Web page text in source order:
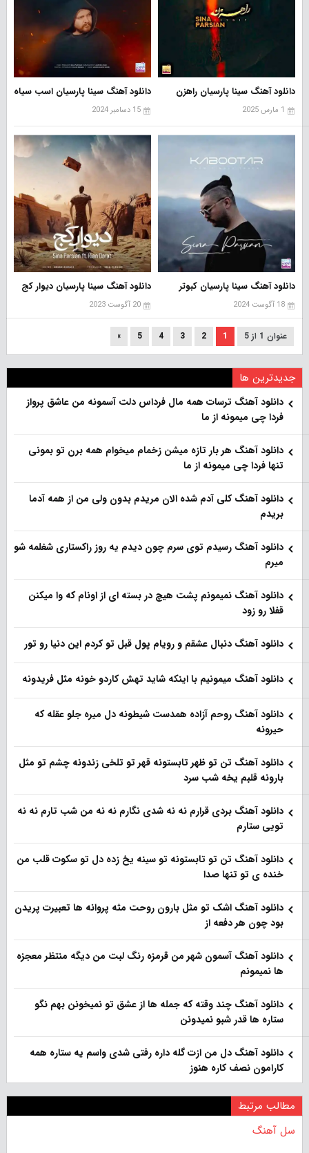
دانلود آهنگ سینا پارسیان راهزن
1 مارس 2025
دانلود آهنگ سینا پارسیان اسب سیاه
15 دسامبر 2024
دانلود آهنگ سینا پارسیان کبوتر
18 آگوست 2024
دانلود آهنگ سینا پارسیان دیوار کج
20 آگوست 2023
عنوان 1 از 5 1
2
3
4
5
»
جدیدترین ها
دانلود آهنگ ترسات همه مال فرداس دلت آسمونه من عاشق پرواز
فردا چی میمونه از ما
دانلود آهنگ هر بار تازه میشن زخمام میخوام همه برن تو بمونی
تنها فردا چی میمونه از ما
دانلود آهنگ کلی آدم شده الان مریدم بدون ولی من از همه آدما
بریدم
دانلود آهنگ رسیدم توی سرم چون دیدم یه روز راکستاری شغلمه شو
میرم
دانلود آهنگ نمیمونم پشت هیچ در بسته ای از اونام که وا میکنن
قفلا رو زود
دانلود آهنگ دنبال عشقم و رویام پول قبل تو کردم این دنیا رو تور
دانلود آهنگ میمونیم با اینکه شاید تهش کاردو خونه مثل فریدونه
دانلود آهنگ روحم آزاده همدست شیطونه دل میره جلو عقله که
حیرونه
دانلود آهنگ تن تو ظهر تابستونه قهر تو تلخی زندونه چشم تو مثل
بارونه قلبم یخه شب سرد
دانلود آهنگ بردی قرارم نه نه شدی نگارم نه نه من شب تارم نه نه
تویی ستارم
دانلود آهنگ تن تو تابستونه تو سینه یخ زده دل تو سکوت قلب من
خنده ی تو تنها صدا
دانلود آهنگ اشک تو مثل بارون روحت مثه پروانه ها تعبیرت پریدن
بود چون هر دفعه از
دانلود آهنگ آسمون شهر من قرمزه رنگ لبت من دیگه منتظر معجزه
ها نمیمونم
دانلود آهنگ چند وقته که جمله ها از عشق تو نمیخونن بهم نگو
ستاره ها قدر شبو نمیدونن
دانلود آهنگ دل من ازت گله داره رفتی شدی واسم یه ستاره همه
کارامون نصف کاره هنوز
مطالب مرتبط
سل آهنگ